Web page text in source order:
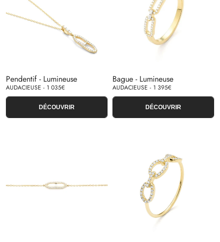
Pendentif - Lumineuse
AUDACIEUSE - 1 035€
DÉCOUVRIR
Bague - Lumineuse
AUDACIEUSE - 1 395€
DÉCOUVRIR